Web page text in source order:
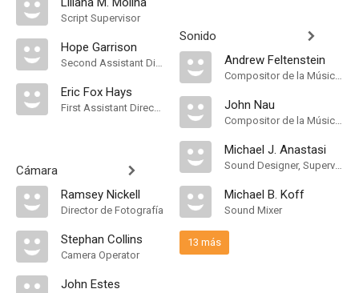
Script Supervisor
Hope Garrison
Second Assistant Director
Eric Fox Hays
First Assistant Director
Cámara
Ramsey Nickell
Director de Fotografía
Stephan Collins
Camera Operator
John Estes
Sonido
Andrew Feltenstein
Compositor de la Música Original
John Nau
Compositor de la Música Original
Michael J. Anastasi
Sound Designer, Supervising Sound Editor
Michael B. Koff
Sound Mixer
13 más